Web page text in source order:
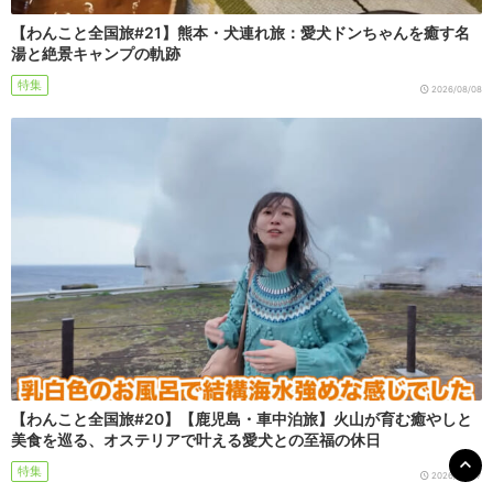
【わんこと全国旅#21】熊本・犬連れ旅：愛犬ドンちゃんを癒す名
湯と絶景キャンプの軌跡
特集 2026/08/08
【わんこと全国旅#20】【鹿児島・車中泊旅】火山が育む癒やしと
美食を巡る、オステリアで叶える愛犬との至福の休日
特集 2026/08/07